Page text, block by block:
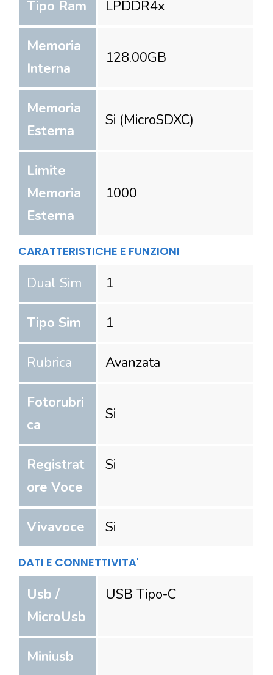
Tipo Ram LPDDR4x
Memoria
Interna
128.00GB
Memoria
Esterna
Si (MicroSDXC)
Limite
Memoria
Esterna
1000
CARATTERISTICHE E FUNZIONI
Dual Sim 1
Tipo Sim 1
Rubrica Avanzata
Fotorubri
ca
Si
Registrat
ore Voce
Si
Vivavoce Si
DATI E CONNETTIVITA'
Usb /
MicroUsb
USB Tipo-C
Miniusb